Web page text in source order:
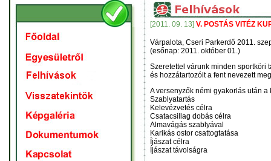
[2011. 09. 13] V. POSTÁS VITÉZ
Várpalota, Cseri Parkerdő 2011.
(esőnap: 2011. október 01.)
Szeretettel várunk minden sportköri
és hozzátartozóit a fent nevezett
A versenyzők némi gyakorlás után
Szablyatartás
Kelevézvetés célra
Csatacsillag dobás célra
Almavágás szablyával
Karikás ostor csattogtatása
Íjászat célra
Íjászat távolságra